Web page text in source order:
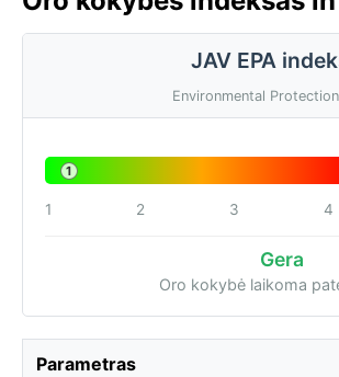
JAV EPA
Environmental
1
1 2 3 4
Gera
Oro kokybė laikoma
Parametras